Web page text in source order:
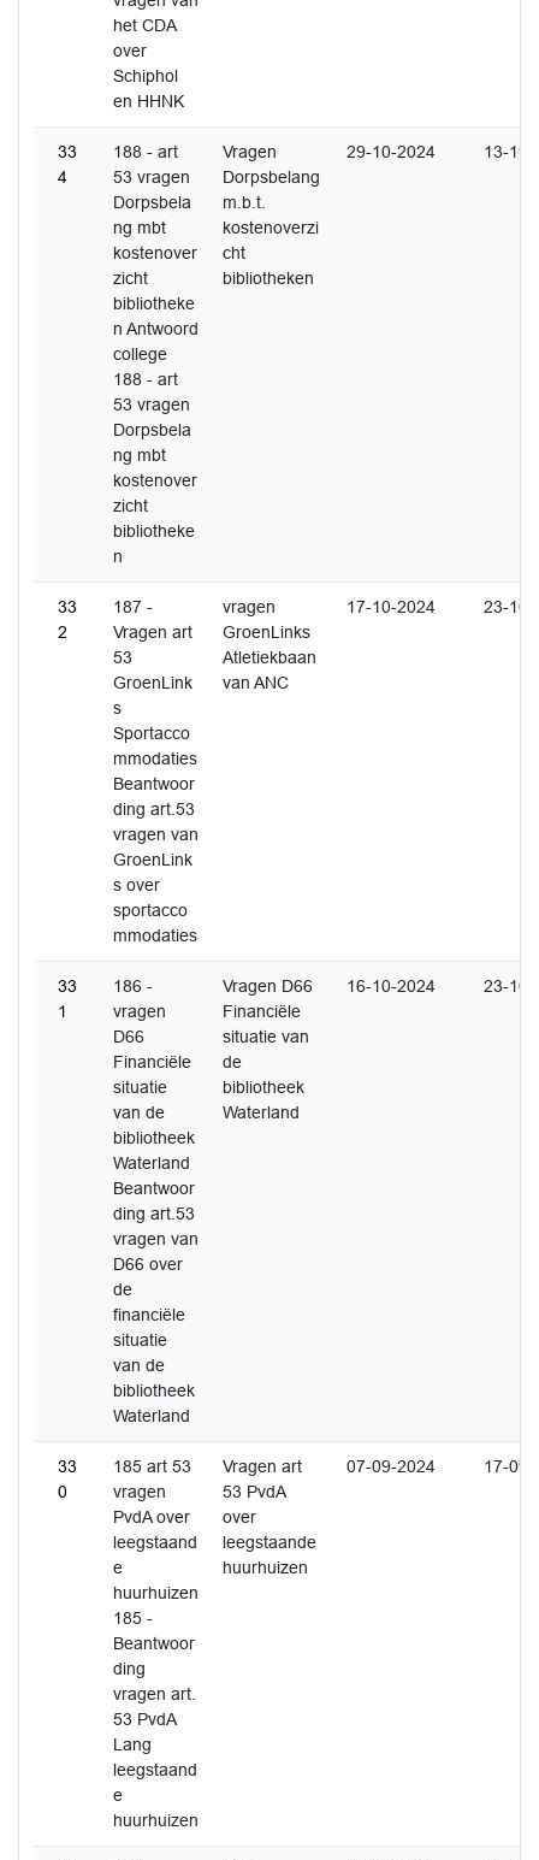
het CDA
over
Schiphol
en HHNK
33
4
188 - art
53 vragen
Dorpsbela
ng mbt
kostenover
zicht
bibliotheke
n Antwoord
college
188 - art
53 vragen
Dorpsbela
ng mbt
kostenover
zicht
bibliotheke
n
Vragen
Dorpsbelang
m.b.t.
kostenoverzi
cht
bibliotheken
29-10-2024 13-11-
33
2
187 -
Vragen art
53
GroenLink
s
Sportacco
mmodaties
Beantwoor
ding art.53
vragen van
GroenLink
s over
sportacco
mmodaties
vragen
GroenLinks
Atletiekbaan
van ANC
17-10-2024 23-10-
33
1
186 -
vragen
D66
Financiële
situatie
van de
bibliotheek
Waterland
Beantwoor
ding art.53
vragen van
D66 over
de
financiële
situatie
van de
bibliotheek
Waterland
Vragen D66
Financiële
situatie van
de
bibliotheek
Waterland
16-10-2024 23-10-
33
0
185 art 53
vragen
PvdA over
leegstaand
e
huurhuizen
185 -
Beantwoor
ding
vragen art.
53 PvdA
Lang
leegstaand
e
huurhuizen
Vragen art
53 PvdA
over
leegstaande
huurhuizen
07-09-2024 17-09-